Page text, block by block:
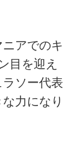
アでのキ
目を迎え
ソー代表
力になり